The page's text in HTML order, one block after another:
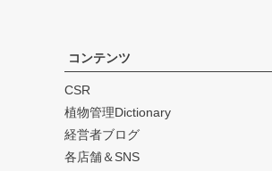
コンテンツ
CSR
植物管理Dictionary
経営者ブログ
各店舗＆SNS